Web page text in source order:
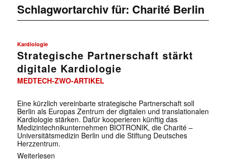
Schlagwortarchiv für: Charité Berlin
Kardiologie
Strategische Partnerschaft stärkt
digitale Kardiologie
MEDTECH-ZWO-ARTIKEL
Eine kürzlich vereinbarte strategische Partnerschaft soll
Berlin als Europas Zentrum der digitalen und translationalen
Kardiologie stärken. Dafür kooperieren künftig das
Medizintechnikunternehmen BIOTRONIK, die Charité –
Universitätsmedizin Berlin und die Stiftung Deutsches
Herzzentrum.
Weiterlesen